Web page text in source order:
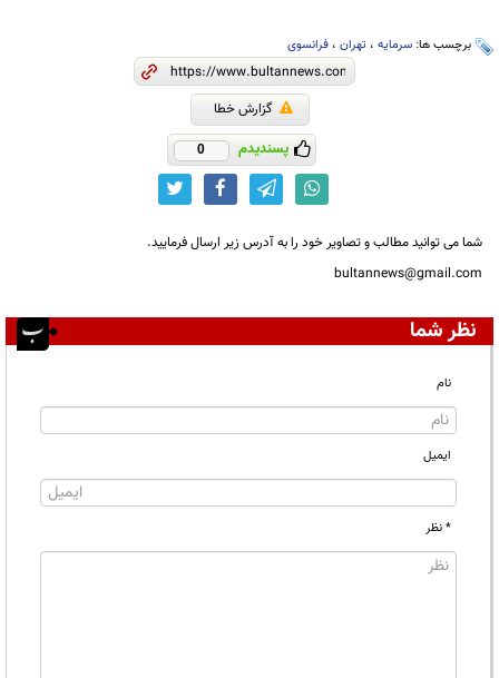
برچسب ها: سرمایه ، تهران ، فرانسوی
گزارش خطا
پسندیدم 0
شما می توانید مطالب و تصاویر خود را به آدرس زیر ارسال فرمایید.
bultannews@gmail.com
نظر شما
نام
ایمیل
* نظر